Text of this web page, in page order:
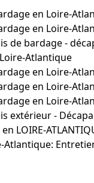
en Loire-
en Loire-
de bardage -
Atlantique
en Loire-
en Loire-
en Loire-
extérieur -
LOIRE-
Atlantique: